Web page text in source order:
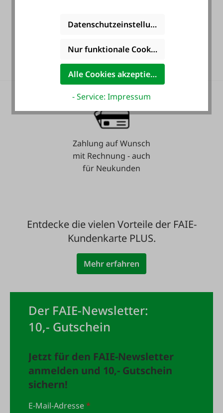
Langzeit-Garantie.
Zahlung auf Wunsch
mit Rechnung - auch
für Neukunden
Entdecke die vielen Vorteile der FAIE-
Kundenkarte PLUS.
Mehr erfahren
Der FAIE-Newsletter:
10,- Gutschein
Jetzt für den FAIE-Newsletter
anmelden und 10,- Gutschein
sichern!
E-Mail-Adresse*
Datenschutzeinstellungen
Nur funktionale Cookies akzeptieren
Alle Cookies akzeptieren
- Service: Impressum